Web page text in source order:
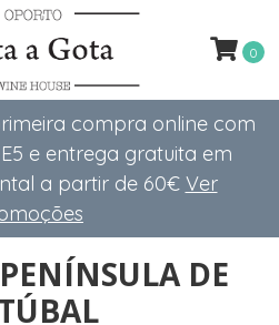
compra online com
e entrega gratuita em
a partir de 60€ Ver
0
DE